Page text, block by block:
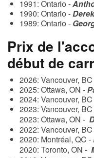
1991: Ontario -
1990: Ontario -
1989: Ontario -
Prix de
début de
2026: Vancouver,
2025: Ottawa, ON -
2024: Vancouver,
2023: Vancouver,
2023: Ottawa, ON -
2022: Vancouver,
2020: Montréal, QC -
2020: Toronto, ON -